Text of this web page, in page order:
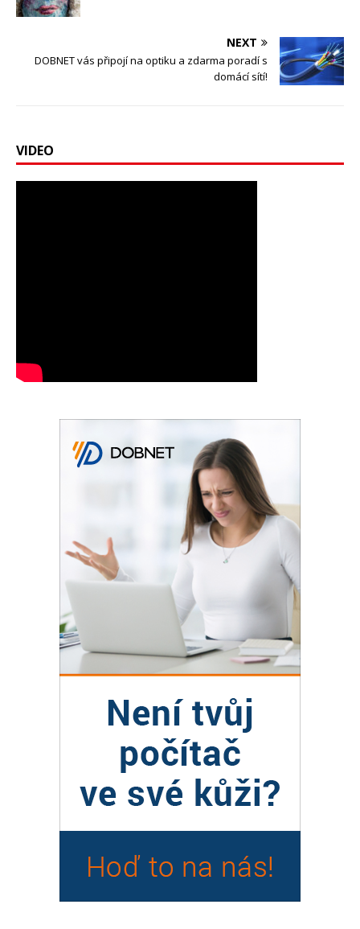
NEXT
DOBNET vás připojí na optiku a zdarma poradí s
domácí sítí!
VIDEO